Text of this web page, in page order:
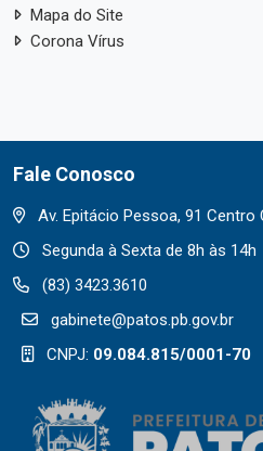
Mapa do Site
Corona Vírus
Fale Conosco
Av. Epitácio Pessoa, 91 Centro
Segunda à Sexta de 8h às 14h
(83) 3423.3610
gabinete@patos.pb.gov.br
CNPJ: 09.084.815/0001-70